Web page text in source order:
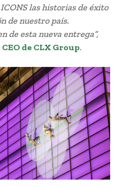
las historias de éxito
de nuestro país.
de esta nueva entrega”,
CEO de CLX Group.